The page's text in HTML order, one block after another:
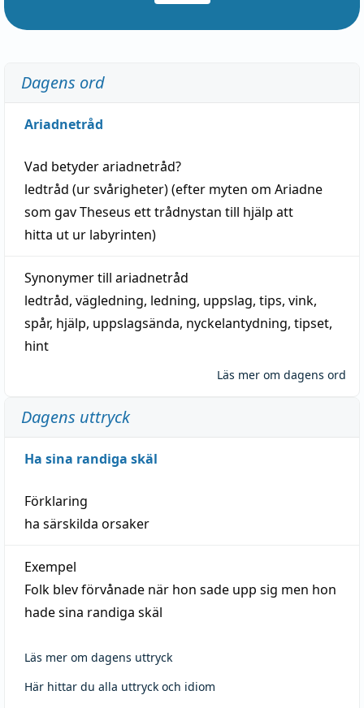
Dagens ord
Ariadnetråd
Vad betyderariadnetråd?
ledtråd (ur svårigheter) (efter myten om Ariadne
som gav Theseus ett trådnystan till hjälp att
hitta ut ur labyrinten)
Synonymer till ariadnetråd
ledtråd, vägledning, ledning, uppslag, tips, vink,
spår, hjälp, uppslagsända, nyckelantydning, tipset,
hint
Läs mer om dagens ord
Dagens uttryck
Ha sina randiga skäl
Förklaring
ha särskilda orsaker
Exempel
Folk blev förvånade när hon sade upp sig men hon
hade sina randiga skäl
Läs mer om dagens uttryck
Här hittar du alla uttryck och idiom